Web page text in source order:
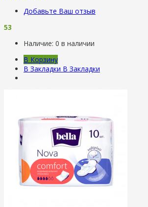
Добавьте Ваш отзыв
53
Наличие: 0 в наличии
В Корзину
В Закладки В Закладки